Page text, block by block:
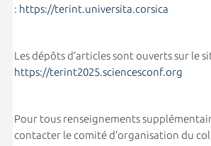
: https://terint.universita.corsica
Les dépôts d’articles sont ouverts sur le
https://terint2025.sciencesconf.org
Pour tous renseignements
contacter le comité d’organisation du